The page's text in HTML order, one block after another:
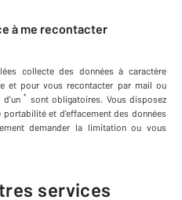
à me recontacter
collecte des données à caractère
et pour vous recontacter par mail ou
d'un * sont obligatoires. Vous disposez
et d'effacement des données
demander la limitation ou vous
services